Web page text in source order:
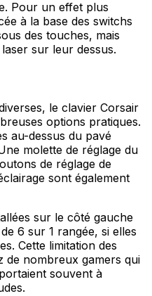
Pour un effet plus
à la base des switchs
des touches, mais
sur leur dessus.
le clavier Corsair
options pratiques.
au-dessus du pavé
molette de réglage du
de réglage de
sont également
sur le côté gauche
6 sur 1 rangée, si elles
Cette limitation des
de nombreux gamers qui
souvent à